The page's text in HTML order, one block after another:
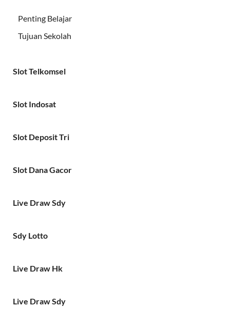
Penting Belajar
Tujuan Sekolah
Slot Telkomsel
Slot Indosat
Slot Deposit Tri
Slot Dana Gacor
Live Draw Sdy
Sdy Lotto
Live Draw Hk
Live Draw Sdy